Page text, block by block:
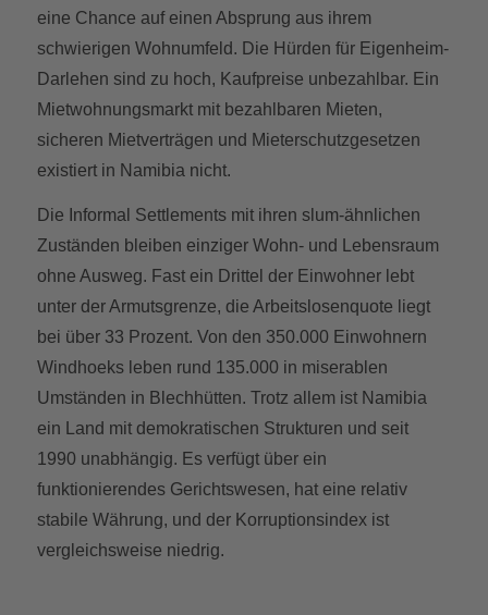
eine Chance auf einen Absprung aus ihrem
schwierigen Wohnumfeld. Die Hürden für Eigenheim-
Darlehen sind zu hoch, Kaufpreise unbezahlbar. Ein
Mietwohnungsmarkt mit bezahlbaren Mieten,
sicheren Mietverträgen und Mieterschutzgesetzen
existiert in Namibia nicht.
Die Informal Settlements mit ihren slum-ähnlichen
Zuständen bleiben einziger Wohn- und Lebensraum
ohne Ausweg. Fast ein Drittel der Einwohner lebt
unter der Armutsgrenze, die Arbeitslosenquote liegt
bei über 33 Prozent. Von den 350.000 Einwohnern
Windhoeks leben rund 135.000 in miserablen
Umständen in Blechhütten. Trotz allem ist Namibia
ein Land mit demokratischen Strukturen und seit
1990 unabhängig. Es verfügt über ein
funktionierendes Gerichtswesen, hat eine relativ
stabile Währung, und der Korruptionsindex ist
vergleichsweise niedrig.